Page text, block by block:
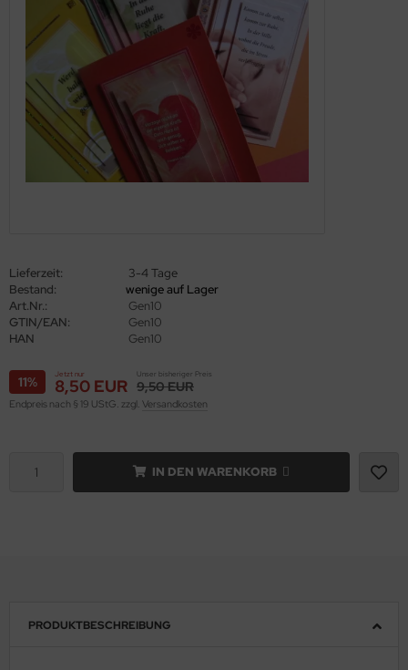
Lieferzeit:
3-4 Tage
Bestand:
wenige auf Lager
Art.Nr.:
Gen10
GTIN/EAN:
Gen10
HAN
Gen10
Jetzt nur
8,50 EUR
Unser bisheriger Preis
9,50 EUR
11%
Endpreis nach § 19 UStG. zzgl. Versandkosten
IN DEN WARENKORB
PRODUKTBESCHREIBUNG